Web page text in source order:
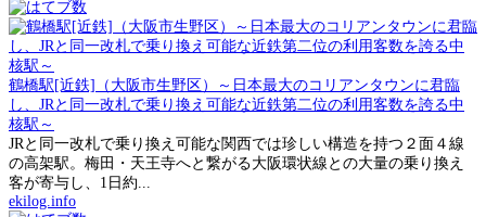
鶴橋駅[近鉄]（大阪市生野区）～日本最大のコリアンタウンに君臨
し、JRと同一改札で乗り換え可能な近鉄第二位の利用客数を誇る中
核駅～
JRと同一改札で乗り換え可能な関西では珍しい構造を持つ２面４線
の高架駅。梅田・天王寺へと繋がる大阪環状線との大量の乗り換え
客が寄与し、1日約...
ekilog.info